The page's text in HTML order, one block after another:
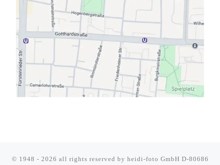
© 1948 - 2026 all rights reserved by heidi-foto GmbH D-80686